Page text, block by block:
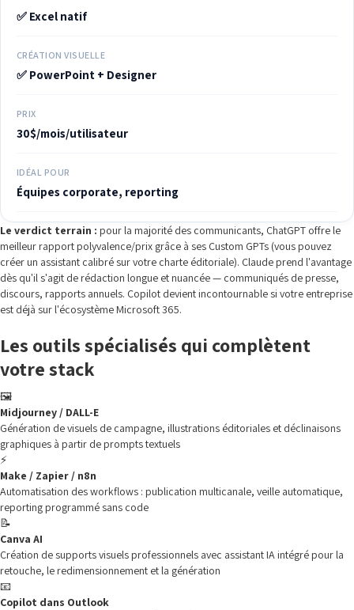
✅ Excel natif
CRÉATION VISUELLE
✅ PowerPoint + Designer
PRIX
30$/mois/utilisateur
IDÉAL POUR
Équipes corporate, reporting
Le verdict terrain : pour la majorité des communicants, ChatGPT offre le
meilleur rapport polyvalence/prix grâce à ses Custom GPTs (vous pouvez
créer un assistant calibré sur votre charte éditoriale). Claude prend l'avantage
dès qu'il s'agit de rédaction longue et nuancée — communiqués de presse,
discours, rapports annuels. Copilot devient incontournable si votre entreprise
est déjà sur l'écosystème Microsoft 365.
Les outils spécialisés qui complètent
votre stack
🖼️
Midjourney / DALL-E
Génération de visuels de campagne, illustrations éditoriales et déclinaisons
graphiques à partir de prompts textuels
⚡
Make / Zapier / n8n
Automatisation des workflows : publication multicanale, veille automatique,
reporting programmé sans code
📝
Canva AI
Création de supports visuels professionnels avec assistant IA intégré pour la
retouche, le redimensionnement et la génération
📧
Copilot dans Outlook